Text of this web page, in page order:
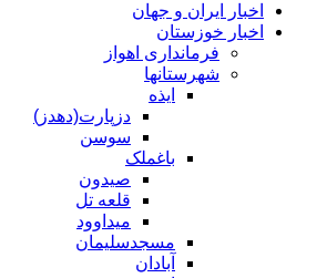
اخبار ایران و جهان
اخبار خوزستان
فرمانداری اهواز
شهرستانها
ایذه
دزپارت(دهدز)
سوسن
باغملک
صیدون
قلعه تل
میداوود
مسجدسلیمان
آبادان